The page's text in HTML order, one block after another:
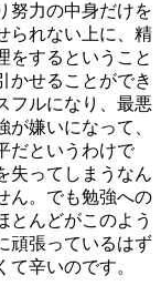
努力の中身だけを
られない上に、精
をするということ
かせることができ
フルになり、最悪
嫌いになって、
だというわけで
失ってしまうなん
ん。でも勉強への
とんどがこのよう
頑張っているはず
辛いのです。